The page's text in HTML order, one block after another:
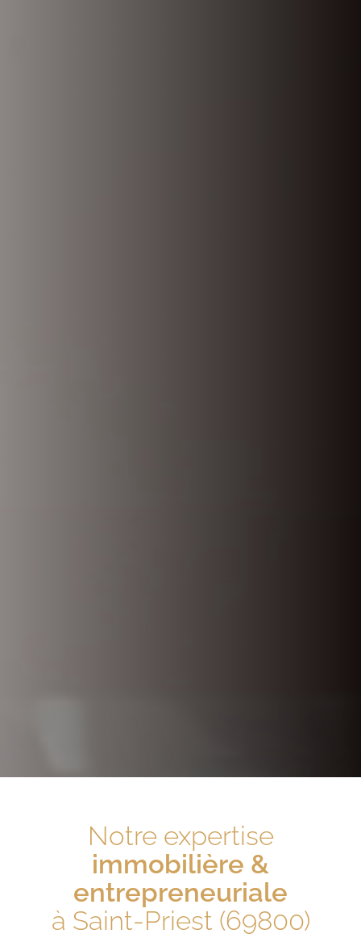
Notre expertise
immobilière &
entrepreneuriale
à Saint-Priest (69800)